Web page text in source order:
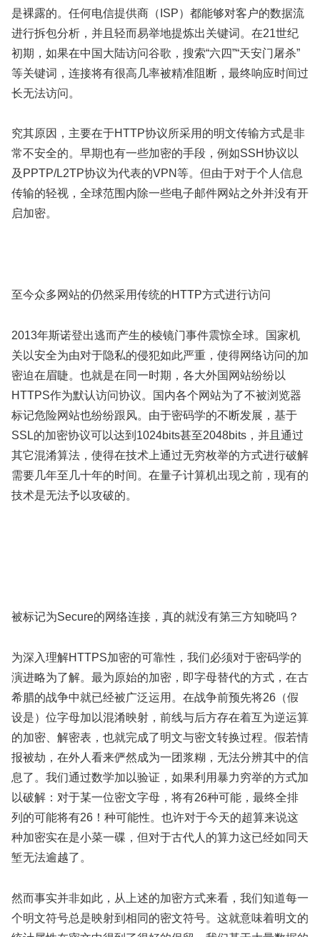
是裸露的。任何电信提供商（ISP）都能够对客户的数据流
进行拆包分析，并且轻而易举地提炼出关键词。在21世纪
初期，如果在中国大陆访问谷歌，搜索“六四”“天安门屠杀”
等关键词，连接将有很高几率被精准阻断，最终响应时间过
长无法访问。
究其原因，主要在于HTTP协议所采用的明文传输方式是非
常不安全的。早期也有一些加密的手段，例如SSH协议以
及PPTP/L2TP协议为代表的VPN等。但由于对于个人信息
传输的轻视，全球范围内除一些电子邮件网站之外并没有开
启加密。
至今众多网站的仍然采用传统的HTTP方式进行访问
2013年斯诺登出逃而产生的棱镜门事件震惊全球。国家机
关以安全为由对于隐私的侵犯如此严重，使得网络访问的加
密迫在眉睫。也就是在同一时期，各大外国网站纷纷以
HTTPS作为默认访问协议。国内各个网站为了不被浏览器
标记危险网站也纷纷跟风。由于密码学的不断发展，基于
SSL的加密协议可以达到1024bits甚至2048bits，并且通过
其它混淆算法，使得在技术上通过无穷枚举的方式进行破解
需要几年至几十年的时间。在量子计算机出现之前，现有的
技术是无法予以攻破的。
被标记为Secure的网络连接，真的就没有第三方知晓吗？
为深入理解HTTPS加密的可靠性，我们必须对于密码学的
演进略为了解。最为原始的加密，即字母替代的方式，在古
希腊的战争中就已经被广泛运用。在战争前预先将26（假
设是）位字母加以混淆映射，前线与后方存在着互为逆运算
的加密、解密表，也就完成了明文与密文转换过程。假若情
报被劫，在外人看来俨然成为一团浆糊，无法分辨其中的信
息了。我们通过数学加以验证，如果利用暴力穷举的方式加
以破解：对于某一位密文字母，将有26种可能，最终全排
列的可能将有26！种可能性。也许对于今天的超算来说这
种加密实在是小菜一碟，但对于古代人的算力这已经如同天
堑无法逾越了。
然而事实并非如此，从上述的加密方式来看，我们知道每一
个明文符号总是映射到相同的密文符号。这就意味着明文的